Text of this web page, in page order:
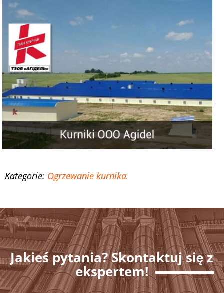
Kategorie: Ogrzewanie kurnika.
Jakieś pytania? Skontaktuj się z
ekspertem!